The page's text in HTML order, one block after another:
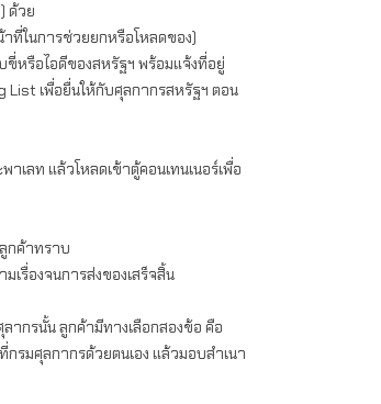
ด้วย
าที่ในการช่วยยกหรือโหลดของ)
ขี่หรือไอดีของสหรัฐฯ พร้อมแจ้งที่อยู่
List เพื่อยื่นให้กับศุลกากรสหรัฐฯ ตอน
เลท แล้วโหลดเข้าตู้คอนเทนเนอร์เพื่อ
กค้าทราบ
เรื่องจนการส่งของเสร็จสิ้น
ากรนั้น ลูกค้ามีทางเลือกสองข้อ คือ
รมศุลกากรด้วยตนเอง แล้วมอบสำเนา